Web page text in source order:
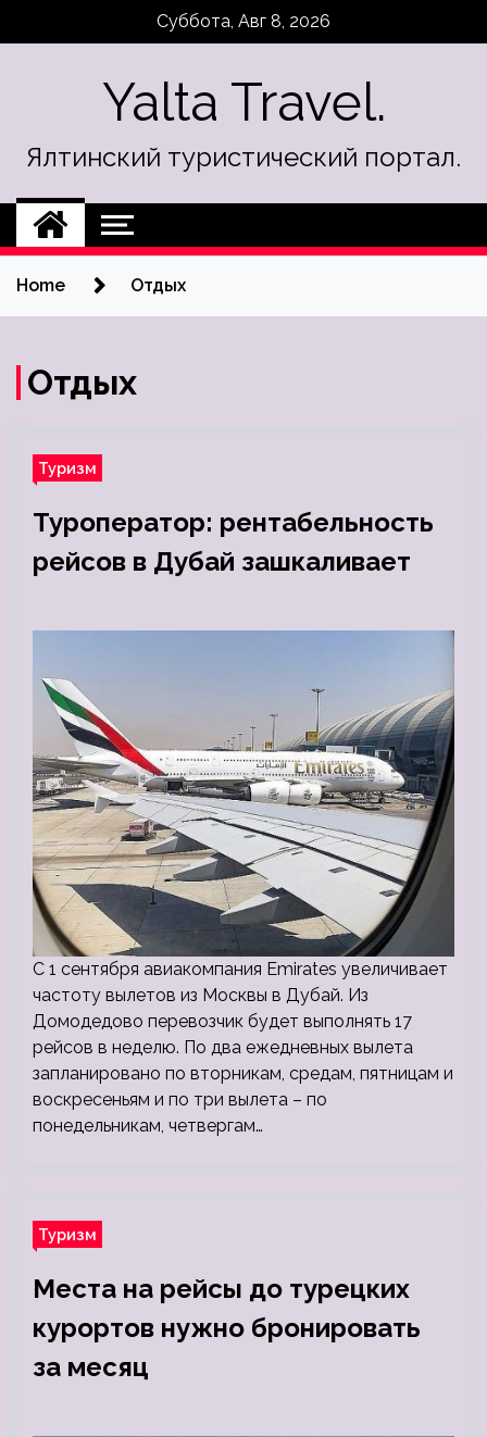
Суббота, Авг 8, 2026
Yalta Travel.
Ялтинский туристический портал.
Home Отдых
Отдых
Туризм
Туроператор: рентабельность
рейсов в Дубай зашкаливает
С 1 сентября авиакомпания Emirates увеличивает
частоту вылетов из Москвы в Дубай. Из
Домодедово перевозчик будет выполнять 17
рейсов в неделю. По два ежедневных вылета
запланировано по вторникам, средам, пятницам и
воскресеньям и по три вылета – по
понедельникам, четвергам…
Туризм
Места на рейсы до турецких
курортов нужно бронировать
за месяц